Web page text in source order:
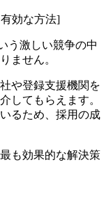
効な方法]
う激しい競争の中
ません。
や登録支援機関を
してもらえます。
るため、採用の成
も効果的な解決策